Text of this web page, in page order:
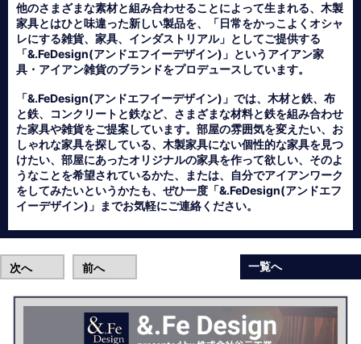
他のさまざまな素材と組み合わせることによって生まれる、木製
家具とはひと味違った新しい製品を、「日常をかっこよくオシャ
レにする雑貨、家具、インダストリアル」としてご提供する
「&.FeDesign(アンドエフイーデザイン)」というアイアン家
具・アイアン雑貨のブランドをプロデュースしています。
「&.FeDesign(アンドエフイーデザイン)」では、木材と鉄、布
と鉄、コンクリートと鉄など、さまざまな材料と鉄を組み合わせ
た家具や雑貨をご提案しています。部屋の雰囲気を変えたい、お
しゃれな家具を探している、木製家具にない個性的な家具を見つ
けたい、部屋にあったオリジナルの家具を作って欲しい、そのよ
うなことを希望されているかた、または、自分でアイアンワーク
をしてみたいというかたも、ぜひ一度「&.FeDesign(アンドエフ
イーデザイン)」までお気軽にご連絡ください。
次へ 前へ 一覧へ